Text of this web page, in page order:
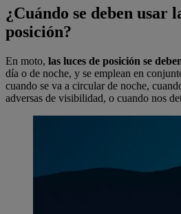
¿Cuándo se deben usar
posición?
En moto, las luces de posición se
día o de noche, y se emplean en
cuando se va a circular de noche,
adversas de visibilidad, o cuando nos